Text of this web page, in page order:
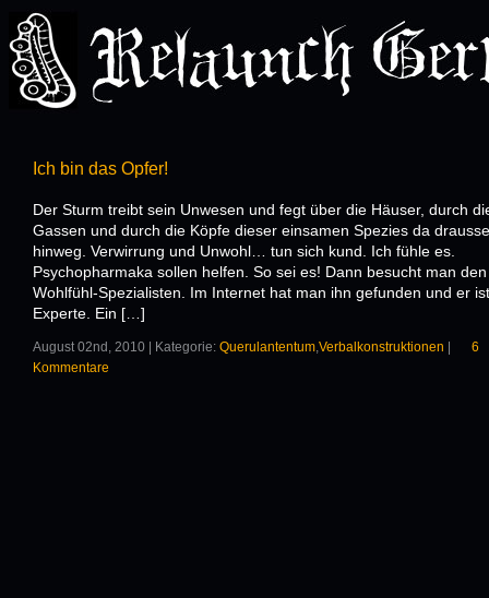
Ich bin das Opfer!
Der Sturm treibt sein Unwesen und fegt über die Häuser, durch
Gassen und durch die Köpfe dieser einsamen Spezies da
hinweg. Verwirrung und Unwohl… tun sich kund. Ich fühle es.
Psychopharmaka sollen helfen. So sei es! Dann besucht man den
Wohlfühl-Spezialisten. Im Internet hat man ihn gefunden und er
Experte. Ein […]
August 02nd, 2010 | Kategorie: Querulantentum,Verbalkonstruktionen
6
Kommentare